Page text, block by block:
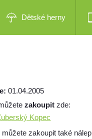
Dětské herny
01.04.2005
zakoupit zde:
Kopec
zakoupit také